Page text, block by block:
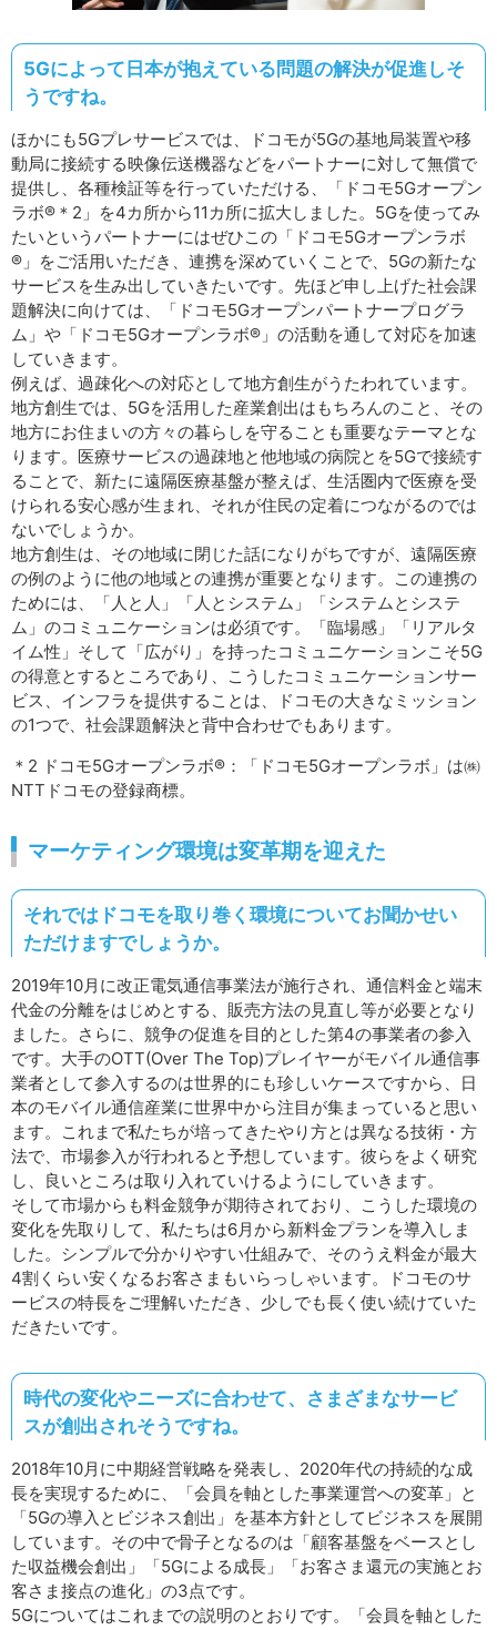
5Gによって日本が抱えている問題の解決が促進しそ
うですね。
ほかにも5Gプレサービスでは、ドコモが5Gの基地局装置や移
動局に接続する映像伝送機器などをパートナーに対して無償で
提供し、各種検証等を行っていただける、「ドコモ5Gオープン
ラボ®＊2」を4カ所から11カ所に拡大しました。5Gを使ってみ
たいというパートナーにはぜひこの「ドコモ5Gオープンラボ
®」をご活用いただき、連携を深めていくことで、5Gの新たな
サービスを生み出していきたいです。先ほど申し上げた社会課
題解決に向けては、「ドコモ5Gオープンパートナープログラ
ム」や「ドコモ5Gオープンラボ®」の活動を通して対応を加速
していきます。
例えば、過疎化への対応として地方創生がうたわれています。
地方創生では、5Gを活用した産業創出はもちろんのこと、その
地方にお住まいの方々の暮らしを守ることも重要なテーマとな
ります。医療サービスの過疎地と他地域の病院とを5Gで接続す
ることで、新たに遠隔医療基盤が整えば、生活圏内で医療を受
けられる安心感が生まれ、それが住民の定着につながるのでは
ないでしょうか。
地方創生は、その地域に閉じた話になりがちですが、遠隔医療
の例のように他の地域との連携が重要となります。この連携の
ためには、「人と人」「人とシステム」「システムとシステ
ム」のコミュニケーションは必須です。「臨場感」「リアルタ
イム性」そして「広がり」を持ったコミュニケーションこそ5G
の得意とするところであり、こうしたコミュニケーションサー
ビス、インフラを提供することは、ドコモの大きなミッション
の1つで、社会課題解決と背中合わせでもあります。
＊2 ドコモ5Gオープンラボ®：「ドコモ5Gオープンラボ」は㈱
NTTドコモの登録商標。
マーケティング環境は変革期を迎えた
それではドコモを取り巻く環境についてお聞かせい
ただけますでしょうか。
2019年10月に改正電気通信事業法が施行され、通信料金と端末
代金の分離をはじめとする、販売方法の見直し等が必要となり
ました。さらに、競争の促進を目的とした第4の事業者の参入
です。大手のOTT(Over The Top)プレイヤーがモバイル通信事
業者として参入するのは世界的にも珍しいケースですから、日
本のモバイル通信産業に世界中から注目が集まっていると思い
ます。これまで私たちが培ってきたやり方とは異なる技術・方
法で、市場参入が行われると予想しています。彼らをよく研究
し、良いところは取り入れていけるようにしていきます。
そして市場からも料金競争が期待されており、こうした環境の
変化を先取りして、私たちは6月から新料金プランを導入しま
した。シンプルで分かりやすい仕組みで、そのうえ料金が最大
4割くらい安くなるお客さまもいらっしゃいます。ドコモのサ
ービスの特長をご理解いただき、少しでも長く使い続けていた
だきたいです。
時代の変化やニーズに合わせて、さまざまなサービ
スが創出されそうですね。
2018年10月に中期経営戦略を発表し、2020年代の持続的な成
長を実現するために、「会員を軸とした事業運営への変革」と
「5Gの導入とビジネス創出」を基本方針としてビジネスを展開
しています。その中で骨子となるのは「顧客基盤をベースとし
た収益機会創出」「5Gによる成長」「お客さま還元の実施とお
客さま接点の進化」の3点です。
5Gについてはこれまでの説明のとおりです。「会員を軸とした